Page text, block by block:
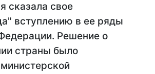
сказала свое
вступлению в ее ряды
Решение о
страны было